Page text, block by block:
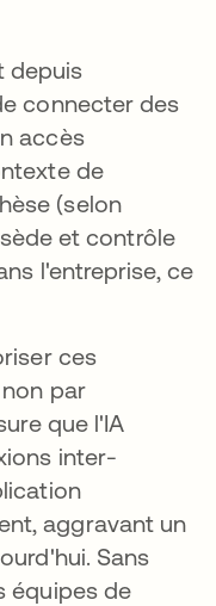
depuis
connecter des
accès
de
(selon
et contrôle
l'entreprise, ce
ces
par
que l'IA
inter-
aggravant un
Sans
équipes de